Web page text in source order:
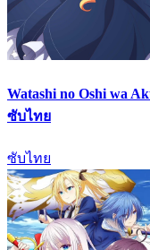
Watashi no Oshi wa
ซับไทย
ซับไทย